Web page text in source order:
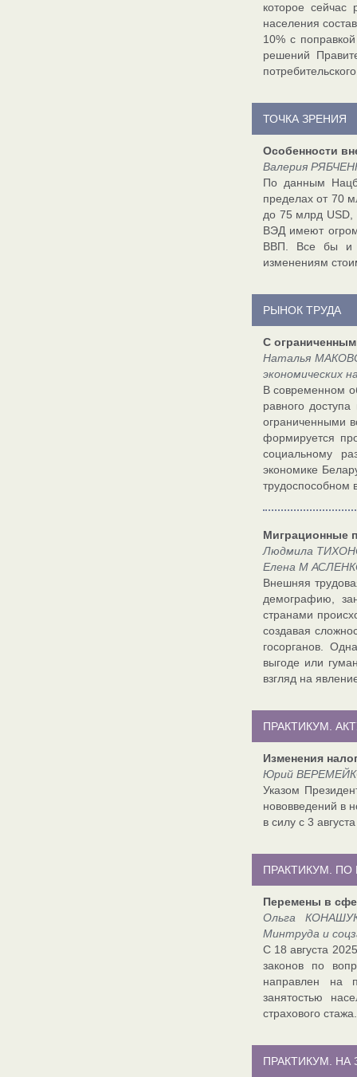
которое
населения
10% с
решений
ТОЧКА ЗРЕНИЯ
Особенности
Валерия
По данным
пределах от 70
до 75 млрд USD,
ВЭД имеют
ВВП. Все бы и
изменениям
РЫНОК ТРУДА
С
Наталья
экономических
В современном
равного
ограниченными
формируется
социальному
экономике
трудоспособном
Миграционные
Людмила
Елена М
Внешняя
демографию,
странами
создавая
госорганов.
выгоде или
взгляд на
ПРАКТИКУМ.
Изменения
Юрий
Указом
нововведений в
в силу с 3
ПРАКТИКУМ.
Перемены в
Ольга
Минтруда и
С 18 августа
законов по
направлен на
занятостью
страхового стажа.
ПРАКТИКУМ. НА